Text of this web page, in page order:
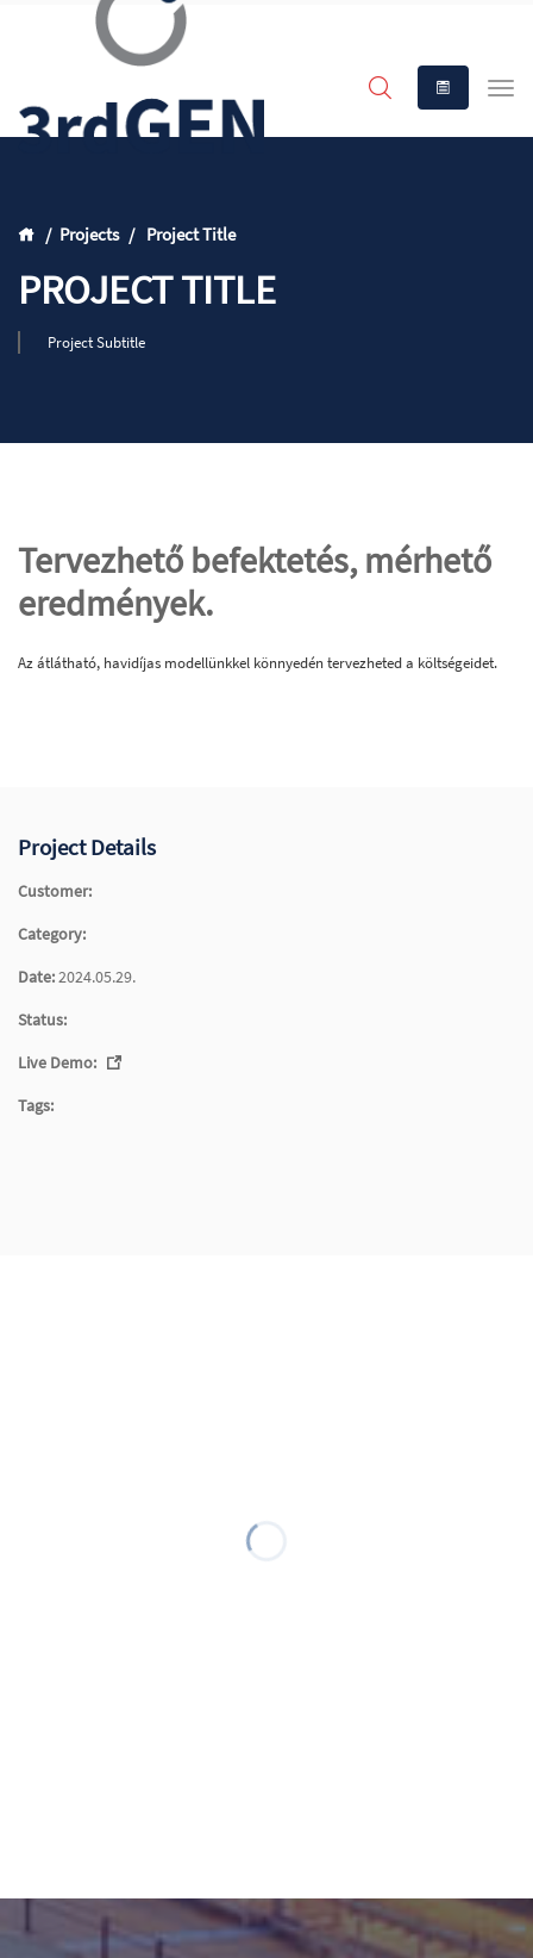
Projects Project Title
PROJECT TITLE
Project Subtitle
Tervezhető befektetés, mérhető
eredmények.
Az átlátható, havidíjas modellünkkel könnyedén tervezheted a költségeidet.
Project Details
Customer:
Category:
Date:2024.05.29.
Status:
Live Demo:
Tags: